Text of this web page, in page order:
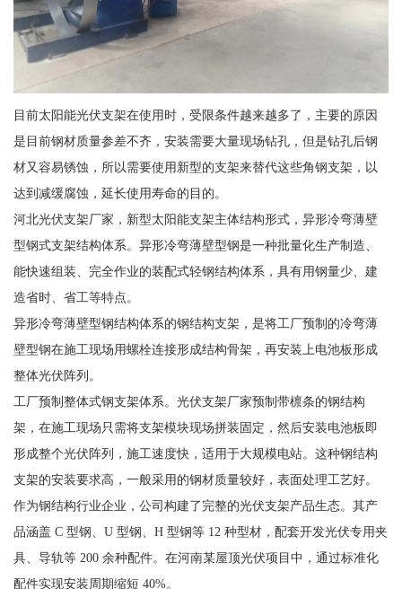
目前太阳能光伏支架在使用时，受限条件越来越多了，主要的原因
是目前钢材质量参差不齐，安装需要大量现场钻孔，但是钻孔后钢
材又容易锈蚀，所以需要使用新型的支架来替代这些角钢支架，以
达到减缓腐蚀，延长使用寿命的目的。
河北光伏支架厂家，新型太阳能支架主体结构形式，异形冷弯薄壁
型钢式支架结构体系。异形冷弯薄壁型钢是一种批量化生产制造、
能快速组装、完全作业的装配式轻钢结构体系，具有用钢量少、建
造省时、省工等特点。
异形冷弯薄壁型钢结构体系的钢结构支架，是将工厂预制的冷弯薄
壁型钢在施工现场用螺栓连接形成结构骨架，再安装上电池板形成
整体光伏阵列。
工厂预制整体式钢支架体系。光伏支架厂家预制带檩条的钢结构
架，在施工现场只需将支架模块现场拼装固定，然后安装电池板即
形成整个光伏阵列，施工速度快，适用于大规模电站。这种钢结构
支架的安装要求高，一般采用的钢材质量较好，表面处理工艺好。
作为钢结构行业企业，公司构建了完整的光伏支架产品生态。其产
品涵盖 C 型钢、U 型钢、H 型钢等 12 种型材，配套开发光伏专用夹
具、导轨等 200 余种配件。在河南某屋顶光伏项目中，通过标准化
配件实现安装周期缩短 40%。